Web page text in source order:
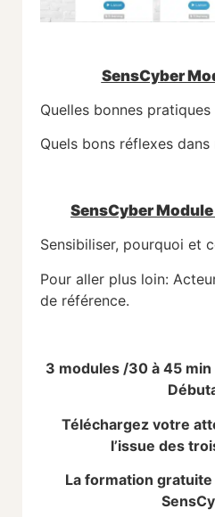
SensCyber
Quelles bonnes
Quels bons réflexes dans
SensCyber
Sensibiliser, pourquoi et
Pour aller plus loin:
de référence.
3 modules /30 à 45
Téléchargez votre
l’issue des
La formation